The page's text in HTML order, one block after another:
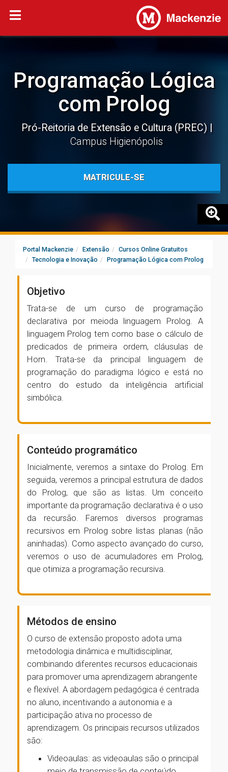
Programação Lógica
com Prolog
Pró-Reitoria de Extensão e Cultura (PREC)
Campus Higienópolis
MATRICULE-SE
Portal Mackenzie Extensão
Cursos Online Gratuitos
Tecnologia e Inovação
Programação Lógica com Prolog
Objetivo
Trata-se de um curso de programação
declarativa por meioda linguagem Prolog. A
linguagem Prolog tem como base o cálculo de
predicados de primeira ordem, cláusulas de
Horn. Trata-se da principal linguagem de
programação do paradigma lógico e está no
centro do estudo da inteligência artificial
simbólica.
Conteúdo programático
Inicialmente, veremos a sintaxe do Prolog. Em
seguida, veremos a principal estrutura de dados
do Prolog, que são as listas. Um conceito
importante da programação declarativa é o uso
da recursão. Faremos diversos programas
recursivos em Prolog sobre listas planas (não
aninhadas). Como aspecto avançado do curso,
veremos o uso de acumuladores em Prolog,
que otimiza a programação recursiva.
Métodos de ensino
O curso de extensão proposto adota uma
metodologia dinâmica e multidisciplinar,
combinando diferentes recursos educacionais
para promover uma aprendizagem abrangente
e flexível. A abordagem pedagógica é centrada
no aluno, incentivando a autonomia e a
participação ativa no processo de
aprendizagem. Os principais recursos utilizados
são:
Videoaulas: as videoaulas são o principal